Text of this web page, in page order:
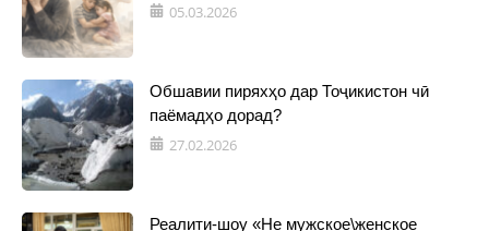
05.03.2026
Обшавии пиряхҳо дар Тоҷикистон чӣ
паёмадҳо дорад?
27.02.2026
Реалити-шоу «Не мужское\женское